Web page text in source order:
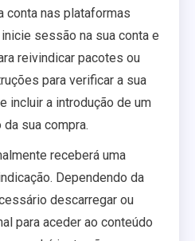
conta nas plataformas
sessão na sua conta e
reivindicar pacotes ou
para verificar a sua
incluir a introdução de um
sua compra.
receberá uma
Dependendo da
descarregar ou
para aceder ao conteúdo